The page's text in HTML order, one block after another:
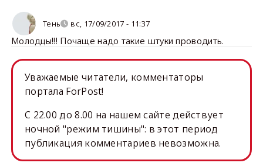
Тень вс, 17/09/2017 - 11:37
Молодцы!!! Почаще надо такие штуки проводить.
Уважаемые читатели, комментаторы
портала ForPost!
C 22.00 до 8.00 на нашем сайте действует
ночной "режим тишины": в этот период
публикация комментариев невозможна.